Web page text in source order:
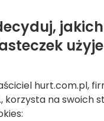
jakich
hurt.com.pl,
korzysta na swoich